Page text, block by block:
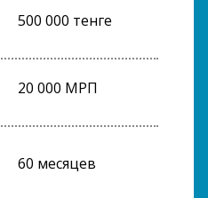
500 000 тенге
20 000 МРП
60 месяцев